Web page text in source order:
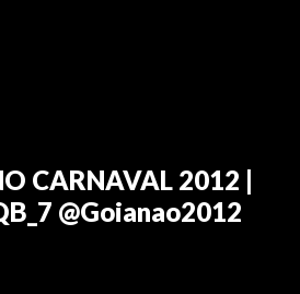
CARNAVAL 2012 |
@Goianao2012